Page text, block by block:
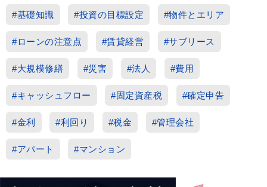
#基礎知識 #投資の目標設定 #物件とエリア
#ローンの注意点 #賃貸経営 #サブリース
#大規模修繕 #災害 #法人 #費用
#キャッシュフロー #固定資産税 #確定申告
#金利 #利回り #税金 #管理会社
#アパート #マンション